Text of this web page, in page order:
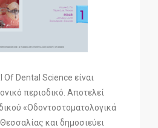
Dental Science είναι
περιοδικό. Αποτελεί
«Οδοντοστοματολογικά
και δημοσιεύει